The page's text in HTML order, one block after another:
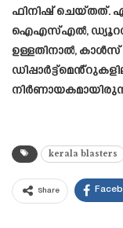
ഫിനിഷ് ചെയ്തത്.
ഐഎസ്എൽ, ഡ്യൂറൻഡ്
ഉള്ളതിനാൽ, കാൾസ്
kerala blasters
Share